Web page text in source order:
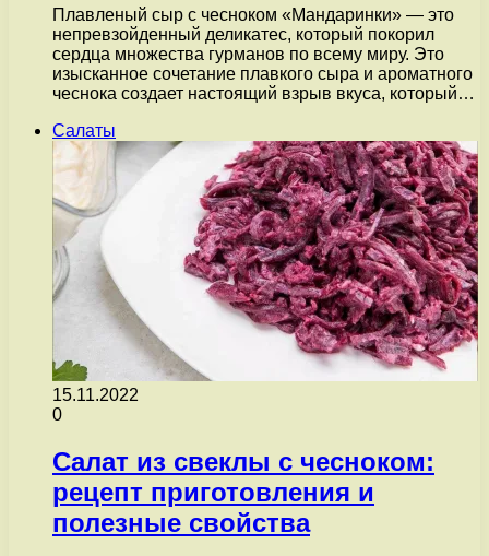
Плавленый сыр с чесноком «Мандаринки» — это
непревзойденный деликатес, который покорил
сердца множества гурманов по всему миру. Это
изысканное сочетание плавкого сыра и ароматного
чеснока создает настоящий взрыв вкуса, который…
Салаты
15.11.2022
0
Салат из свеклы с чесноком:
рецепт приготовления и
полезные свойства